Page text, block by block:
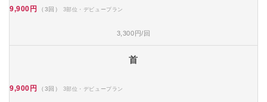
9,900円 （3回） 3部位・デビュープラン
3,300円/回
首
9,900円 （3回） 3部位・デビュープラン